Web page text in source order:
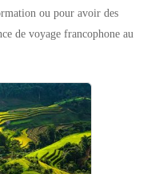
ou pour avoir des
de voyage francophone au